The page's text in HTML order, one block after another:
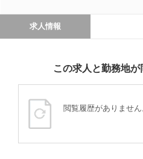
求人情報
この求人と勤務地
閲覧履歴がありませ